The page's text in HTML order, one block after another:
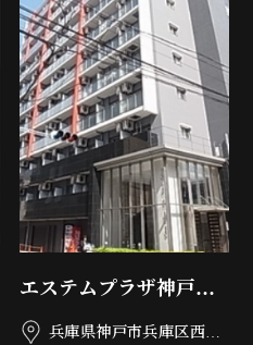
エステムプラザ神戸西
インフィニティ
兵庫県神戸市兵庫区西柳